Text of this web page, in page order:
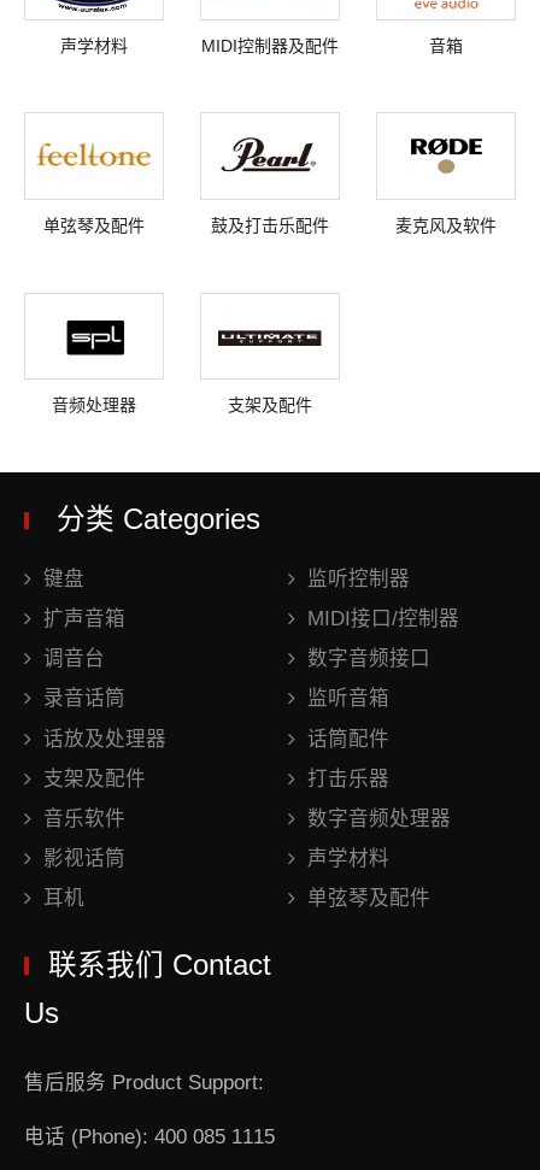
声学材料 MIDI控制器及配件 音箱
单弦琴及配件 鼓及打击乐配件 麦克风及软件
音频处理器 支架及配件
分类 Categories
键盘
监听控制器
扩声音箱
MIDI接口/控制器
调音台
数字音频接口
录音话筒
监听音箱
话放及处理器
话筒配件
支架及配件
打击乐器
音乐软件
数字音频处理器
影视话筒
声学材料
耳机
单弦琴及配件
联系我们 Contact
Us
售后服务 Product Support:
电话 (Phone): 400 085 1115